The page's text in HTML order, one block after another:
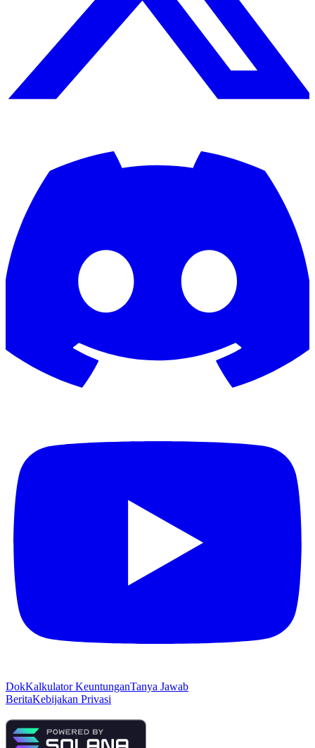
DokKalkulator KeuntunganTanya Jawab
BeritaKebijakan Privasi